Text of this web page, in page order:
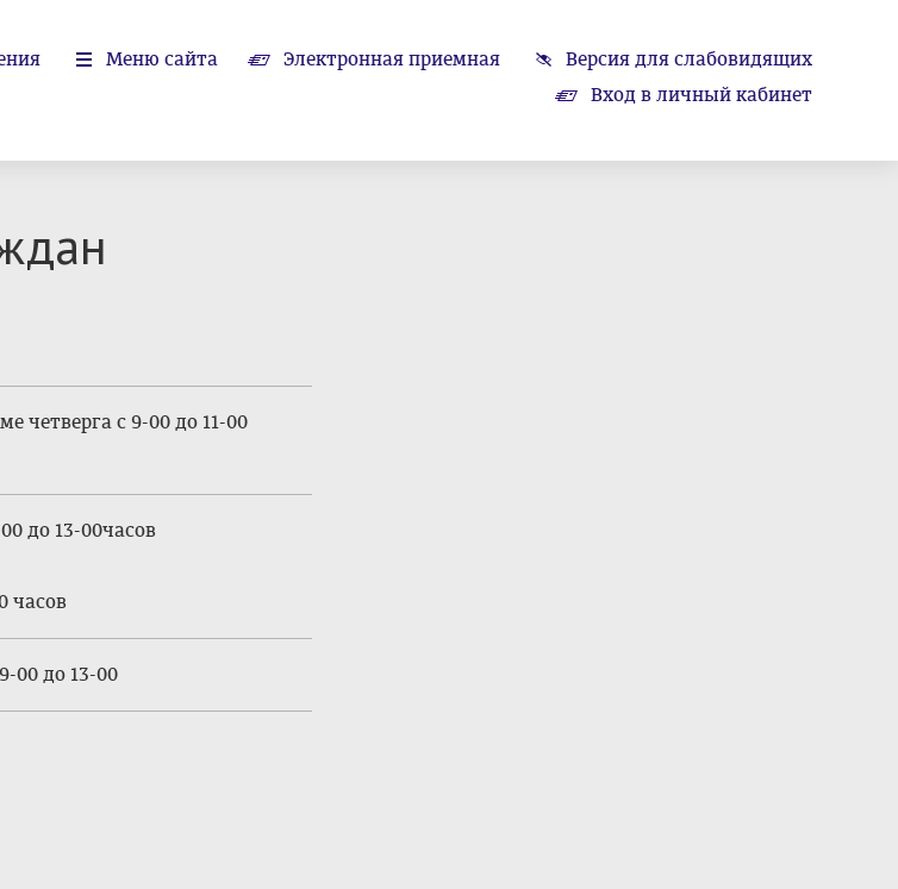
Меню сайта Электронная приемная
Версия для слабовидящих
Вход в личный кабинет
четверга с 9-00 до 11-00
до 13-00часов
часов
00 до 13-00